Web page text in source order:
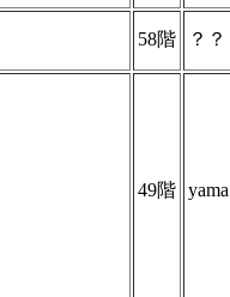
58階 ？
49階 yama